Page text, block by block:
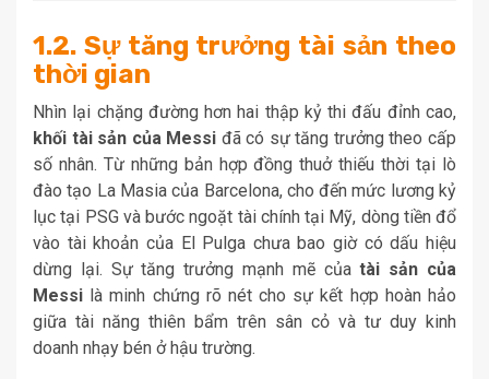
1.2. Sự tăng trưởng tài sản theo
thời gian
Nhìn lại chặng đường hơn hai thập kỷ thi đấu đỉnh cao,
khối tài sản của Messi đã có sự tăng trưởng theo cấp
số nhân. Từ những bản hợp đồng thuở thiếu thời tại lò
đào tạo La Masia của Barcelona, cho đến mức lương kỷ
lục tại PSG và bước ngoặt tài chính tại Mỹ, dòng tiền đổ
vào tài khoản của El Pulga chưa bao giờ có dấu hiệu
dừng lại. Sự tăng trưởng mạnh mẽ củatài sản của
Messi là minh chứng rõ nét cho sự kết hợp hoàn hảo
giữa tài năng thiên bẩm trên sân cỏ và tư duy kinh
doanh nhạy bén ở hậu trường.